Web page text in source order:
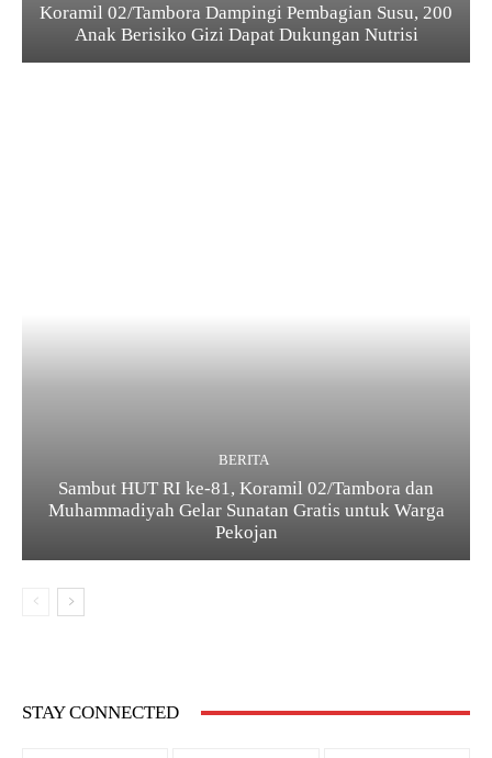
Koramil 02/Tambora Dampingi Pembagian Susu, 200
Anak Berisiko Gizi Dapat Dukungan Nutrisi
BERITA
Sambut HUT RI ke-81, Koramil 02/Tambora dan
Muhammadiyah Gelar Sunatan Gratis untuk Warga
Pekojan
STAY CONNECTED